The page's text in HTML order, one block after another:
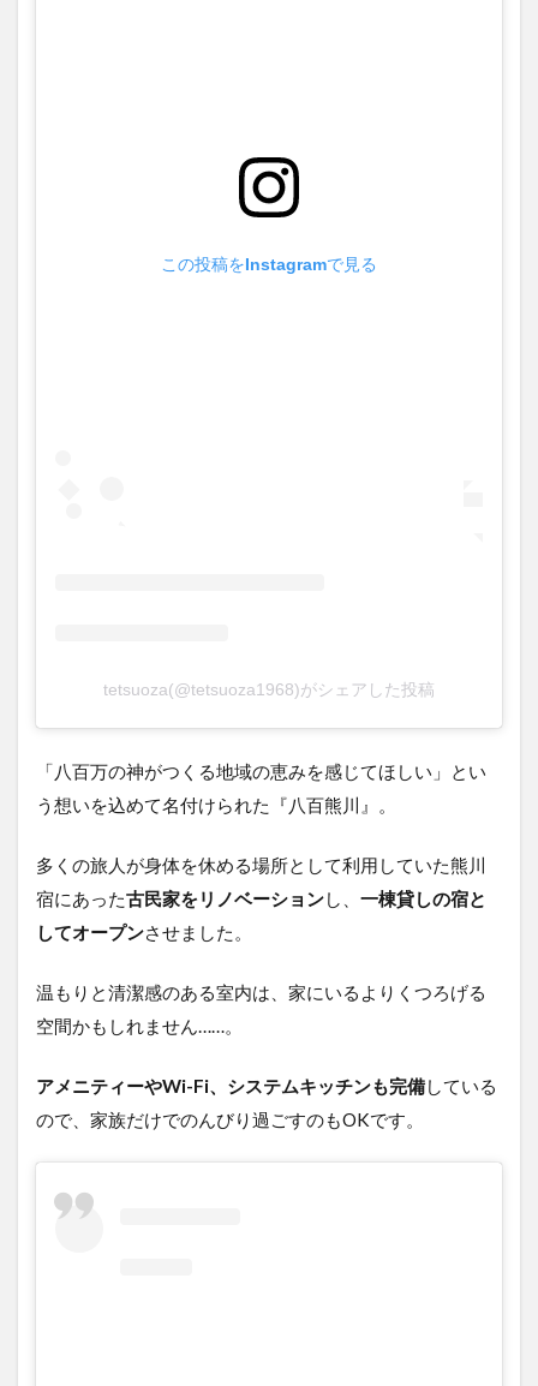
この投稿をInstagramで見る
tetsuoza(@tetsuoza1968)がシェアした投稿
「八百万の神がつくる地域の恵みを感じてほしい」とい
う想いを込めて名付けられた『八百熊川』。
多くの旅人が身体を休める場所として利用していた熊川
宿にあった古民家をリノベーションし、 一棟貸しの宿と
してオープンさせました。
温もりと清潔感のある室内は、家にいるよりくつろげる
空間かもしれません……。
アメニティーやWi-Fi、システムキッチンも完備している
ので、家族だけでのんびり過ごすのもOKです。